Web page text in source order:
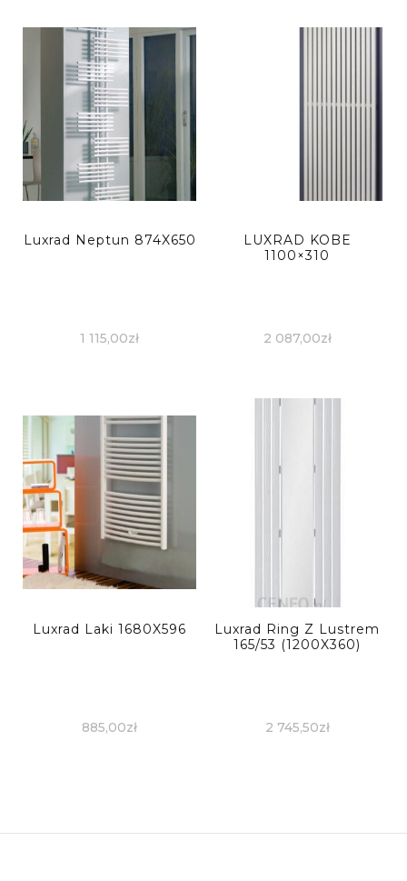
Luxrad Neptun 874X650
1 115,00zł
LUXRAD KOBE
1100×310
2 087,00zł
Luxrad Laki 1680X596
885,00zł
Luxrad Ring Z Lustrem
165/53 (1200X360)
2 745,50zł